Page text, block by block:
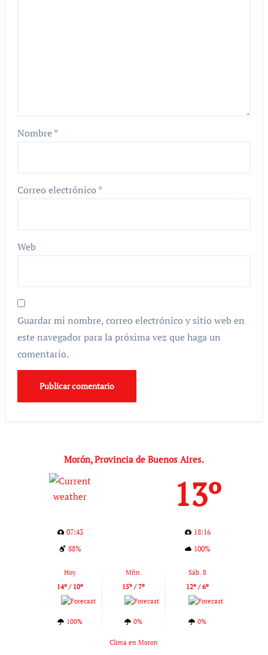
Nombre*
Correo electrónico *
Web
Guardar mi nombre, correo electrónico y sitio web en
este navegador para la próxima vez que haga un
comentario.
Morón, Provincia de Buenos Aires.
13º
07:43
18:16
88%
100%
Hoy
14º / 10º
100%
Mñn.
15º / 7º
0%
Sáb. 8
12º / 6º
0%
Clima en Moron